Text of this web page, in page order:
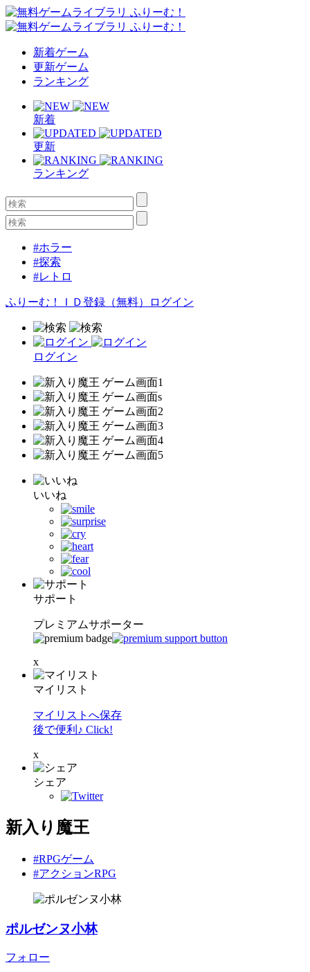
新着ゲーム
更新ゲーム
ランキング
新着
更新
ランキング
#ホラー
#探索
#レトロ
ふりーむ！ＩＤ登録（無料） ログイン
ログイン
いいね
サポート
プレミアムサポーター
x
マイリスト
マイリストへ保存
後で便利♪ Click!
x
シェア
新入り魔王
#RPGゲーム
#アクションRPG
ポルゼンヌ小林
フォロー